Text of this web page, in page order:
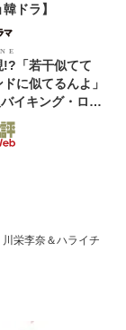
ドラ】
!?「若干似てて
に似てるんよ」
イキング・ロ
た」
栄李奈＆ハライチ